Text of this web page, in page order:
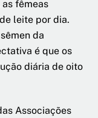
fêmeas
leite por dia.
da
é que os
diária de oito
Associações